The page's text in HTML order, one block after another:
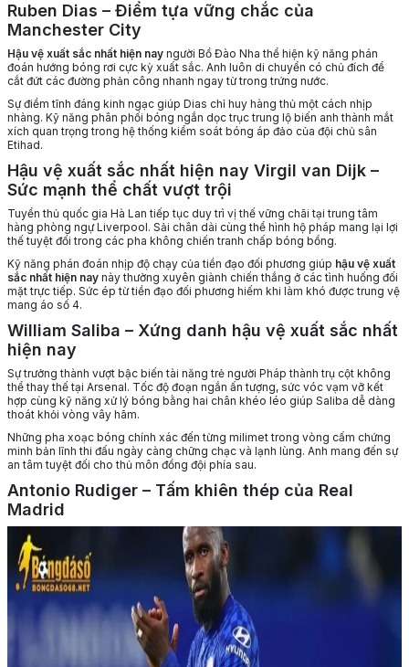
Ruben Dias – Điểm tựa vững chắc của
Manchester City
Hậu vệ xuất sắc nhất hiện nay người Bồ Đào Nha thể hiện kỹ năng phán
đoán hướng bóng rơi cực kỳ xuất sắc. Anh luôn di chuyển có chủ đích để
cắt đứt các đường phản công nhanh ngay từ trong trứng nước.
Sự điềm tĩnh đáng kinh ngạc giúp Dias chỉ huy hàng thủ một cách nhịp
nhàng. Kỹ năng phân phối bóng ngắn dọc trục trung lộ biến anh thành mắt
xích quan trọng trong hệ thống kiểm soát bóng áp đảo của đội chủ sân
Etihad.
Hậu vệ xuất sắc nhất hiện nay Virgil van Dijk –
Sức mạnh thể chất vượt trội
Tuyển thủ quốc gia Hà Lan tiếp tục duy trì vị thế vững chãi tại trung tâm
hàng phòng ngự Liverpool. Sải chân dài cùng thể hình hộ pháp mang lại lợi
thế tuyệt đối trong các pha không chiến tranh chấp bóng bổng.
Kỹ năng phán đoán nhịp độ chạy của tiền đạo đối phương giúp hậu vệ xuất
sắc nhất hiện nay này thường xuyên giành chiến thắng ở các tình huống đối
mặt trực tiếp. Sức ép từ tiền đạo đối phương hiếm khi làm khó được trung vệ
mang áo số 4.
William Saliba – Xứng danh hậu vệ xuất sắc nhất
hiện nay
Sự trưởng thành vượt bậc biến tài năng trẻ người Pháp thành trụ cột không
thể thay thế tại Arsenal. Tốc độ đoạn ngắn ấn tượng, sức vóc vạm vỡ kết
hợp cùng kỹ năng xử lý bóng bằng hai chân khéo léo giúp Saliba dễ dàng
thoát khỏi vòng vây hãm.
Những pha xoạc bóng chính xác đến từng milimet trong vòng cấm chứng
minh bản lĩnh thi đấu ngày càng chững chạc và lạnh lùng. Anh mang đến sự
an tâm tuyệt đối cho thủ môn đồng đội phía sau.
Antonio Rudiger – Tấm khiên thép của Real
Madrid